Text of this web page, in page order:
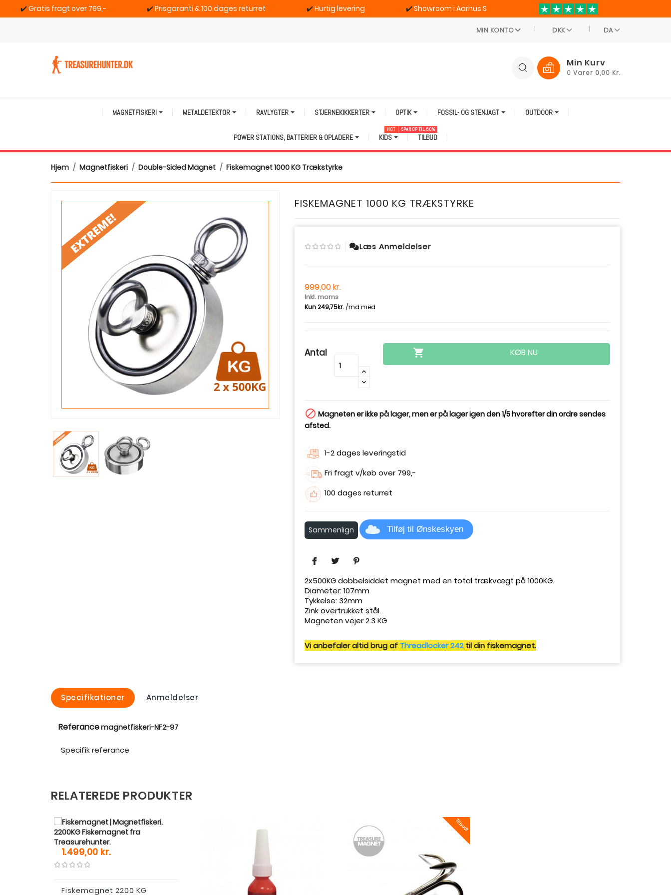
✔️Gratis fragt over 799,- ✔️Prisgaranti & 100 dages returret ✔️Hurtig levering ✔️Showroom i Aarhus S
MIN KONTO DKK DA
Min Kurv
0 Varer 0,00 Kr.
MAGNETFISKERI METALDETEKTOR RAVLYGTER STJERNEKIKKERTER OPTIK FOSSIL- OG STENJAGT OUTDOOR
POWER STATIONS, BATTERIER & OPLADERE KIDS
HOT
TILBUD
SPAR OP TIL 50%
Hjem Magnetfiskeri Double-Sided Magnet Fiskemagnet 1000 KG Trækstyrke
FISKEMAGNET 1000 KG TRÆKSTYRKE
Læs Anmeldelser
999,00 kr.
Inkl. moms
Antal  KØB NU
 Magneten er ikke på lager, men er på lager igen den 1/5 hvorefter din ordre sendes
afsted.
1-2 dages leveringstid
Fri fragt v/køb over 799,-
100 dages returret
Sammenlign Tilføj til Ønskeskyen
2x500KG dobbelsiddet magnet med en total trækvægt på 1000KG.
Diameter: 107mm
Tykkelse: 32mm
Zink overtrukket stål.
Magneten vejer 2.3 KG
Vi anbefaler altid brug af Threadlocker 242 til din fiskemagnet.
Specifikationer Anmeldelser
Referancemagnetfiskeri-NF2-97
Specifik referance
RELATEREDE PRODUKTER
Pris
1.499,00 kr.
Fiskemagnet 2200 KG
Tilbud!